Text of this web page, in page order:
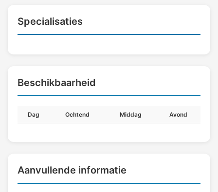
Specialisaties
Beschikbaarheid
Dag Ochtend Middag Avond
Aanvullende informatie